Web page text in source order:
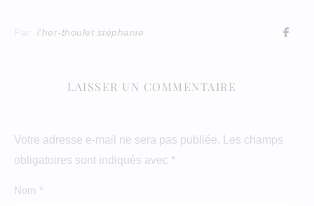
Par l'her-thoulet stéphanie
LAISSER UN COMMENTAIRE
Votre adresse e-mail ne sera pas publiée.
Les champs
obligatoires sont indiqués avec *
Nom *